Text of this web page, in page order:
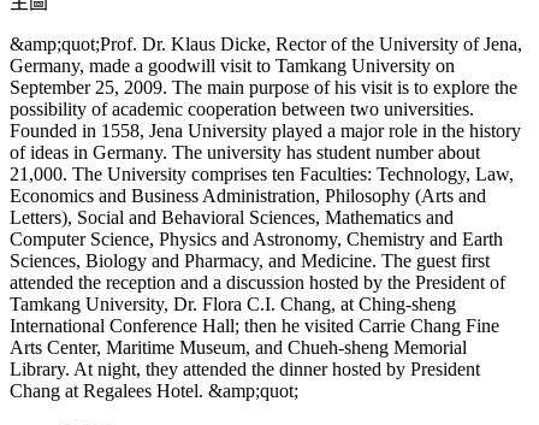
&amp;quot;Prof. Dr. Klaus Dicke, Rector of the University of Jena,
Germany, made a goodwill visit to Tamkang University on
September 25, 2009. The main purpose of his visit is to explore the
possibility of academic cooperation between two universities.
Founded in 1558, Jena University played a major role in the history
of ideas in Germany. The university has student number about
21,000. The University comprises ten Faculties: Technology, Law,
Economics and Business Administration, Philosophy (Arts and
Letters), Social and Behavioral Sciences, Mathematics and
Computer Science, Physics and Astronomy, Chemistry and Earth
Sciences, Biology and Pharmacy, and Medicine. The guest first
attended the reception and a discussion hosted by the President of
Tamkang University, Dr. Flora C.I. Chang, at Ching-sheng
International Conference Hall; then he visited Carrie Chang Fine
Arts Center, Maritime Museum, and Chueh-sheng Memorial
Library. At night, they attended the dinner hosted by President
Chang at Regalees Hotel. &amp;quot;